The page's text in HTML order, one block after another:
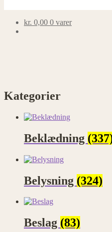
kr. 0,00 0 varer
Kategorier
Beklædning
Belysning (324)
Beslag (83)